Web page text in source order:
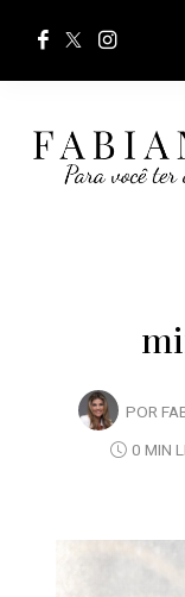
POR
0 MIN